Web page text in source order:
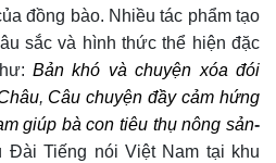
đồng bào. Nhiều tác phẩm tạo
sắc và hình thức thể hiện đặc
Bản khó và chuyện xóa đói
, Câu chuyện đầy cảm hứng
giúp bà con tiêu thụ nông sản-
Tiếng nói Việt Nam tại khu